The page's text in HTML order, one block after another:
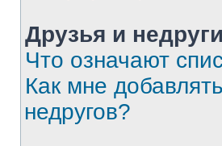
Друзья и недруги
Что означают
Как мне
недругов?